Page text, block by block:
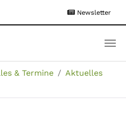
Newsletter
& Termine
Aktuelles